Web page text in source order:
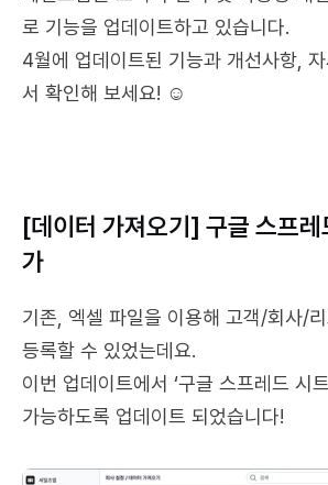
로 기능을 업데이트하고 있습니다.
4월에 업데이트된 기능과 개선사항,
서 확인해 보세요! ☺️
[데이터 가져오기] 구글 스프레
가
기존, 엑셀 파일을 이용해 고객/회사/
등록할 수 있었는데요.
이번 업데이트에서 ‘구글 스프레드 시
가능하도록 업데이트 되었습니다!